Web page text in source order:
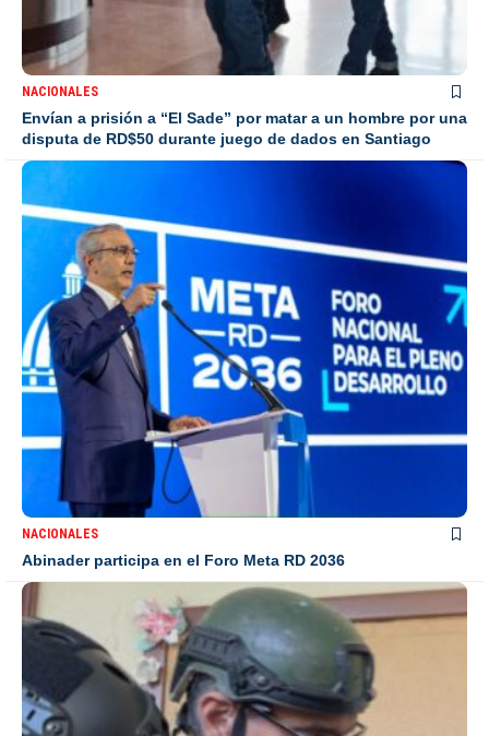
NACIONALES
Envían a prisión a “El Sade” por matar a un hombre por una
disputa de RD$50 durante juego de dados en Santiago
NACIONALES
Abinader participa en el Foro Meta RD 2036